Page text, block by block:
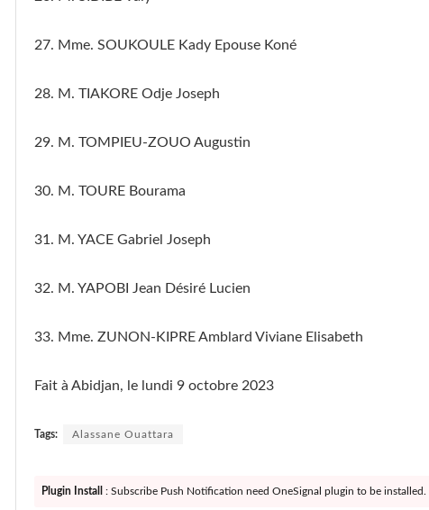
27. Mme. SOUKOULE Kady Epouse Koné
28. M. TIAKORE Odje Joseph
29. M. TOMPIEU-ZOUO Augustin
30. M. TOURE Bourama
31. M. YACE Gabriel Joseph
32. M. YAPOBI Jean Désiré Lucien
33. Mme. ZUNON-KIPRE Amblard Viviane Elisabeth
Fait à Abidjan, le lundi 9 octobre 2023
Tags: Alassane Ouattara
Plugin Install : Subscribe Push Notification need OneSignal plugin to be installed.